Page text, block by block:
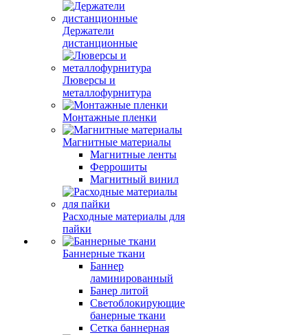
Держатели
дистанционные
Люверсы и
металлофурнитура
Монтажные пленки
Магнитные материалы
Магнитные ленты
Феррошиты
Магнитный винил
Расходные материалы для
пайки
Баннерные ткани
Баннер
ламинированный
Банер литой
Светоблокирующие
банерные ткани
Сетка баннерная